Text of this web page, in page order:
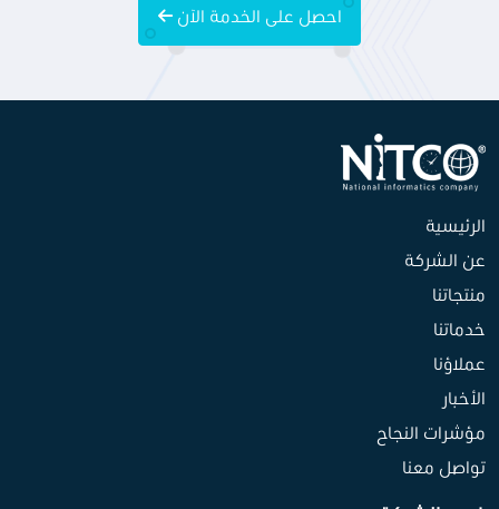
احصل على الخدمة الآن
الرئيسية
عن الشركة
منتجاتنا
خدماتنا
عملاؤنا
الأخبار
مؤشرات النجاح
تواصل معنا